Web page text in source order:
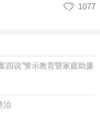
1077
四说”警示教育暨家庭助廉
治